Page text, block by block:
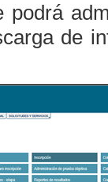
podrá
de